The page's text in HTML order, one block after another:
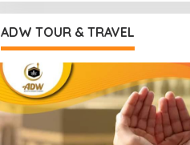
ADW TOUR & TRAVEL